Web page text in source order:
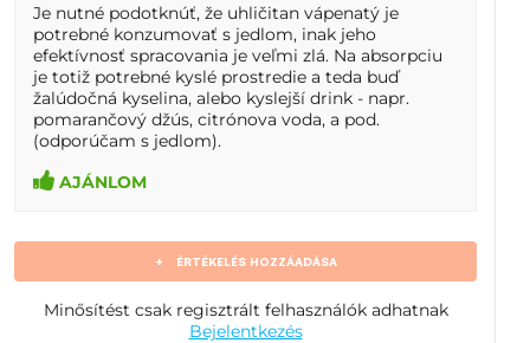
Je nutné podotknúť, že uhličitan vápenatý je
potrebné konzumovať s jedlom, inak jeho
efektívnosť spracovania je veľmi zlá. Na absorpciu
je totiž potrebné kyslé prostredie a teda buď
žalúdočná kyselina, alebo kyslejší drink - napr.
pomarančový džús, citrónova voda, a pod.
(odporúčam s jedlom).
AJÁNLOM
+ ÉRTÉKELÉS HOZZÁADÁSA
Minősítést csak regisztrált felhasználók adhatnak
Bejelentkezés